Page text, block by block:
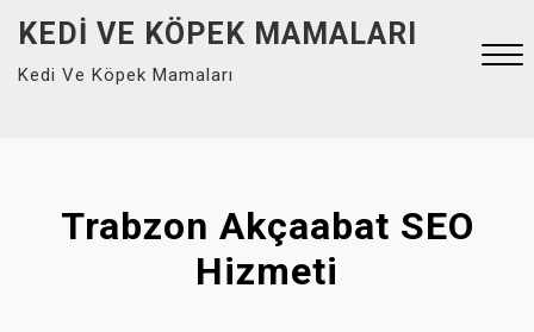
content
KEDI VE KÖPEK MAMALARI
Kedi Ve Köpek Mamaları
Trabzon Akçaabat SEO
Hizmeti